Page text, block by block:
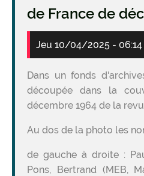
de France de
Jeu 10/04/2025 - 06:14
Dans un fonds
découpée dans la
décembre 1964 de la
Au dos de la photo les
de gauche à droite :
Pons, Bertrand (MEB,